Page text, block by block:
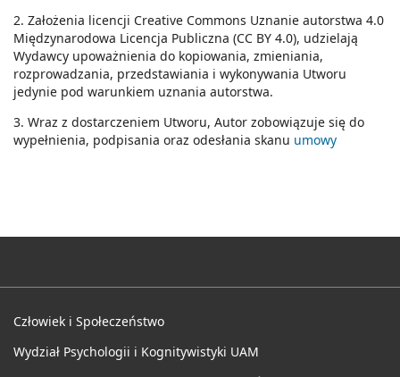
2. Założenia licencji Creative Commons Uznanie autorstwa 4.0
Międzynarodowa Licencja Publiczna (CC BY 4.0), udzielają
Wydawcy upoważnienia do kopiowania, zmieniania,
rozprowadzania, przedstawiania i wykonywania Utworu
jedynie pod warunkiem uznania autorstwa.
3. Wraz z dostarczeniem Utworu, Autor zobowiązuje się do
wypełnienia, podpisania oraz odesłania skanu umowy
Człowiek i Społeczeństwo
Wydział Psychologii i Kognitywistyki UAM